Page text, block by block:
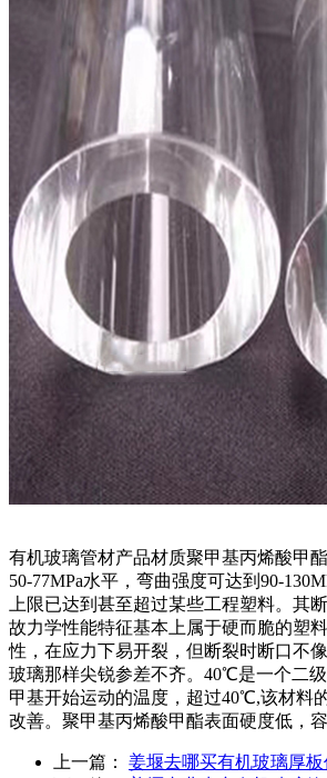
有机玻璃管材产品材质聚甲基丙烯酸甲
50-77MPa水平，弯曲强度可达到90-
上限已达到甚至超过某些工程塑料。其断
故力学性能特征基本上属于硬而脆的塑
性，在应力下易开裂，但断裂时断口不
玻璃那样尖锐参差不齐。40℃是一个二
甲基开始运动的温度，超过40℃,该材料
改善。聚甲基丙烯酸甲酯表面硬度低，容
上一篇：
姜堰去哪买有机玻璃厚